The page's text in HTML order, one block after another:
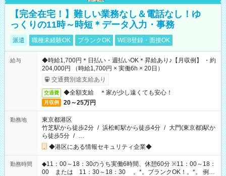
【完全在宅！】難しい業務なし＆電話なし！ゆ
っくりの11時～時短＊データ入力・事務
派遣 職種未経験OK ブランクOK WEB登録・面接OK
給与
◆時給1,700円＊日払い・週払いOK＊昇給あり♪【月収例】 ・約
204,000円 （時給1,700円 × 実働6h × 20日）
交通費別途支給あり
交通費 ◆全額支給 ＊家が少し遠くても安心！
月収例 20～25万円
勤務地
東京都港区
竹芝駅から徒歩2分 / 浜松町駅から徒歩4分 / 大門(東京都)駅か
ら徒歩5分 / …
◆港区にある情報セキュリティ企業◆
勤務時間
◆11：00～18：30のうち実働6時間、休憩60分 ※11：00～18：
00 または 11：30～18：30 。*。ブランクOK！。*。 例え